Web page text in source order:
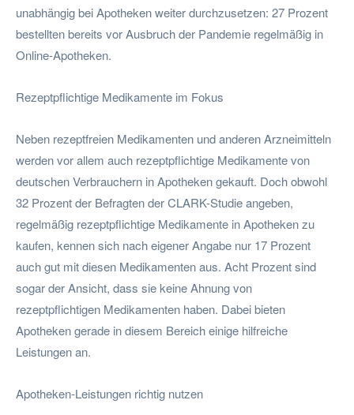
unabhängig bei Apotheken weiter durchzusetzen: 27 Prozent
bestellten bereits vor Ausbruch der Pandemie regelmäßig in
Online-Apotheken.
Rezeptpflichtige Medikamente im Fokus
Neben rezeptfreien Medikamenten und anderen Arzneimitteln
werden vor allem auch rezeptpflichtige Medikamente von
deutschen Verbrauchern in Apotheken gekauft. Doch obwohl
32 Prozent der Befragten der CLARK-Studie angeben,
regelmäßig rezeptpflichtige Medikamente in Apotheken zu
kaufen, kennen sich nach eigener Angabe nur 17 Prozent
auch gut mit diesen Medikamenten aus. Acht Prozent sind
sogar der Ansicht, dass sie keine Ahnung von
rezeptpflichtigen Medikamenten haben. Dabei bieten
Apotheken gerade in diesem Bereich einige hilfreiche
Leistungen an.
Apotheken-Leistungen richtig nutzen